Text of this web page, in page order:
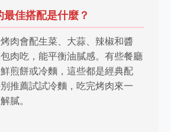
最佳搭配是什麼？
肉會配生菜、大蒜、辣椒和醬
肉吃，能平衡油膩感。有些餐廳
煎餅或冷麵，這些都是經典配
推薦試試冷麵，吃完烤肉來一
膩。